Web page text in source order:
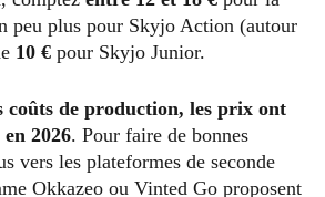
peu plus pour Skyjo Action (autour
10 € pour Skyjo Junior.
coûts de production, les prix ont
2026. Pour faire de bonnes
vers les plateformes de seconde
Okkazeo ou Vinted Go proposent